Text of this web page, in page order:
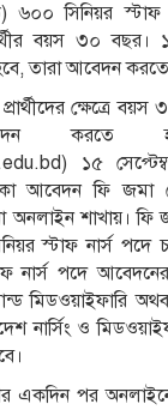
সিনিয়র স্টাফ
বয়স ৩০ বছর।
তারা আবেদন করতে
ক্ষেত্রে
করতে
১৫
আবেদন ফি জমা
অনলাইন শাখায়। ফি
স্টাফ নার্স পদে
নার্স পদে
মিডওয়াইফারি
নার্সিং ও
একদিন পর